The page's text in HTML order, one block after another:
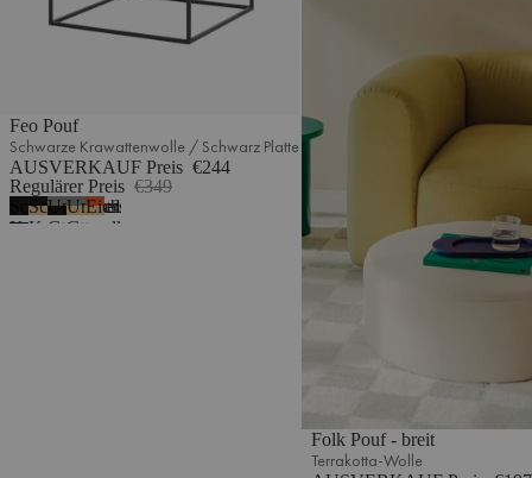
Feo Pouf
Schwarze Krawattenwolle / Schwarz Platte
AUSVERKAUF Preis €244
Regulärer Preis €349
Schwarze
Krawattenwolle
Schwarze
KrawattenwolleEiche
Universelles
Grau
Universelles
Grau
Eiche
2
Folk Pouf - breit
Terrakotta-Wolle